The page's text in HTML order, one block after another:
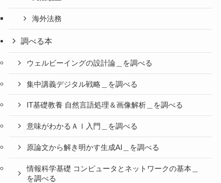
海外法務
調べる本
ウェルビーイングの設計論＿を調べる
集中講義デジタル戦略＿を調べる
IT基礎教養 自然言語処理＆画像解析＿を調べる
意味がわかるＡＩ入門＿を調べる
原論文から解き明かす生成AI＿を調べる
情報科学基礎 コンピュータとネットワークの基本＿
を調べる